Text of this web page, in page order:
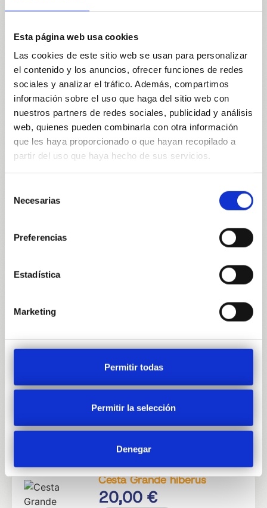
Esta página web usa cookies
Las cookies de este sitio web se usan para personalizar
el contenido y los anuncios, ofrecer funciones de redes
sociales y analizar el tráfico. Además, compartimos
información sobre el uso que haga del sitio web con
nuestros partners de redes sociales, publicidad y análisis
web, quienes pueden combinarla con otra información
que les haya proporcionado o que hayan recopilado a
partir del uso que haya hecho de sus servicios.
Necesarias
Preferencias
Estadística
Marketing
Permitir todas
Permitir la selección
Denegar
alrededor, aprender de
cada realidad y actuar
desde la humildad. Cada
reto es una oportunidad
para mejorar, y esta
acción nos recuerda que
pequeños gestos pueden
marcar una gran
diferencia. Sumar
importa, por mínimo que
parezca.
Cesta Estandar hiberus
10,00€
- +
Ver contenido
Cesta Grande hiberus
20,00€